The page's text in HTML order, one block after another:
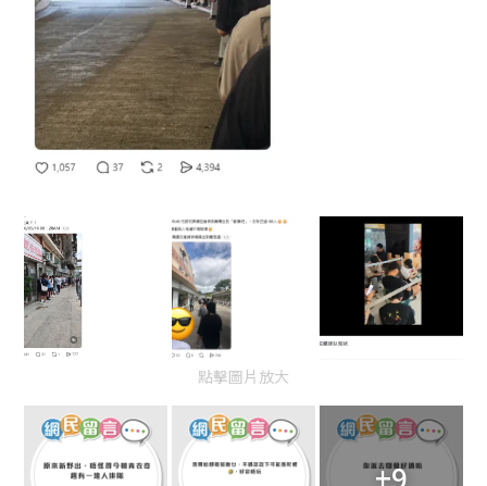
點擊圖片放大
+9